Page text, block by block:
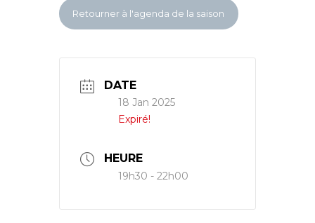
Retourner à l'agenda de la saison
DATE
18 Jan 2025
Expiré!
HEURE
19h30 - 22h00